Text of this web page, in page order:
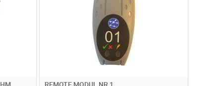
att bryta kretsen så behövs även 1st A1019
...läs mer